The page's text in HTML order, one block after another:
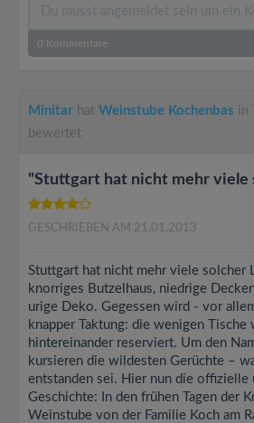
0 Kommentare
Minitar hat Weinstube Kochenbas in
bewertet
"Stuttgart hat nicht mehr viele
GESCHRIEBEN AM 21.01.2013
Stuttgart hat nicht mehr viele solcher
knorriges Butzelhaus, niedrige
urige Deko. Gegessen wird - vor
knapper Taktung: die wenigen
hintereinander reserviert. Um den
kursieren die wildesten Gerüchte –
entstanden sei. Hier nun die offizielle
Geschichte: In den frühen Tagen der
Weinstube von der Familie Koch am